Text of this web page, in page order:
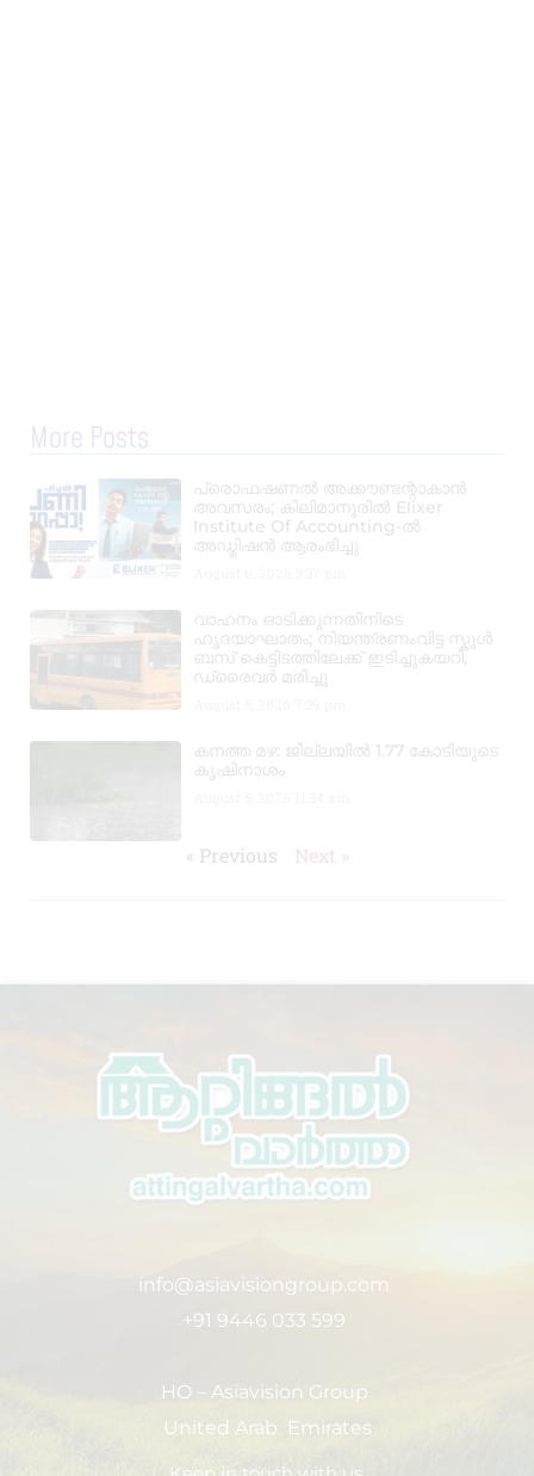
More Posts
പ്രൊഫഷണൽ അക്കൗണ്ടന്റാകാൻ
അവസരം; കിലിമാനൂരിൽ Elixer
Institute Of Accounting-ൽ
അഡ്മിഷൻ ആരംഭിച്ചു
വാഹനം ഓടിക്കുന്നതിനിടെ
ഹൃദയാഘാതം; നിയന്ത്രണംവിട്ട സ്കൂൾ
ബസ് കെട്ടിടത്തിലേക്ക് ഇടിച്ചുകയറി,
ഡ്രൈവർ മരിച്ചു
കനത്ത മഴ: ജില്ലയിൽ 1.77 കോടിയുടെ
കൃഷിനാശം
« Previous Next »
info@asiavisiongroup.com
+91 9446 033 599
HO – Asiavision Group
United Arab Emirates